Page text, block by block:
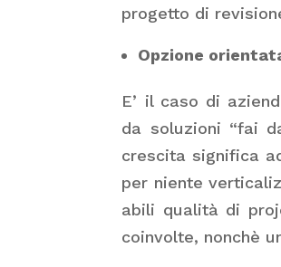
progetto di
Opzione
E’ il caso di
da soluzioni “fai
crescita significa
per niente
abili qualità di
coinvolte, nonchè